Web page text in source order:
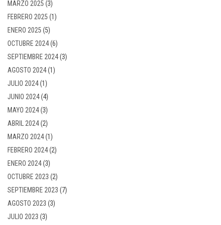
MARZO 2025 (3)
FEBRERO 2025 (1)
ENERO 2025 (5)
OCTUBRE 2024(6)
SEPTIEMBRE 2024(3)
AGOSTO 2024(1)
JULIO 2024(1)
JUNIO 2024(4)
MAYO 2024(3)
ABRIL 2024(2)
MARZO 2024(1)
FEBRERO 2024(2)
ENERO 2024(3)
OCTUBRE 2023 (2)
SEPTIEMBRE 2023 (7)
AGOSTO 2023 (3)
JULIO 2023 (3)